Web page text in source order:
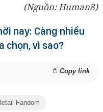
(Nguồn: Human8)
nay: Càng nhiều
chọn, vì sao?
Copy link
Fandom